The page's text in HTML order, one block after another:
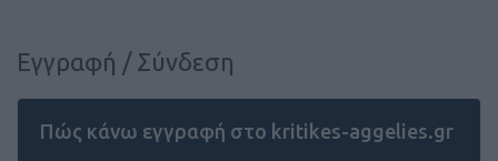
Εγγραφή / Σύνδεση
Πώς κάνω εγγραφή στο kritikes-aggelies.gr